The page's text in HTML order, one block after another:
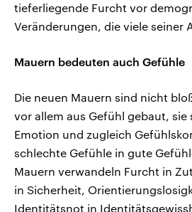
tieferliegende Furcht vor
Veränderungen, die viele seiner
Mauern bedeuten auch Gefühle
Die neuen Mauern sind nicht
vor allem aus Gefühl gebaut,
Emotion und zugleich
schlechte Gefühle in gute
Mauern verwandeln Furcht in
in Sicherheit,
Identitätsnot in